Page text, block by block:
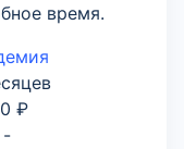
время.
₽
-